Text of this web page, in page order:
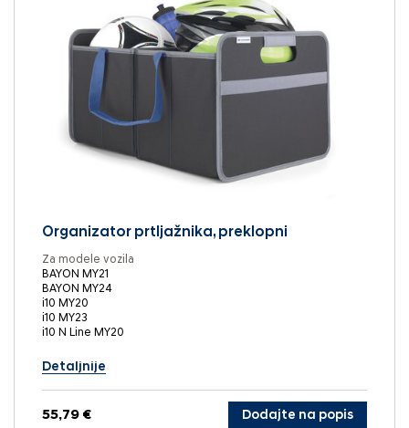
Organizator prtljažnika, preklopni
Za modele vozila
BAYON MY21
BAYON MY24
i10 MY20
i10 MY23
i10 N Line MY20
Detaljnije
55,79 € Dodajte na popis